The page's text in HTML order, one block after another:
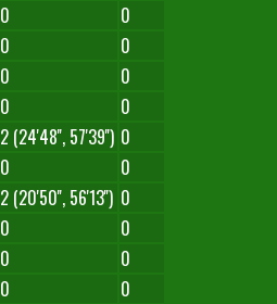
0
0
0
0
0
0
0
0
2 (24'48'', 57'39'') 0
0
0
2 (20'50'', 56'13'') 0
0
0
0
0
0
0